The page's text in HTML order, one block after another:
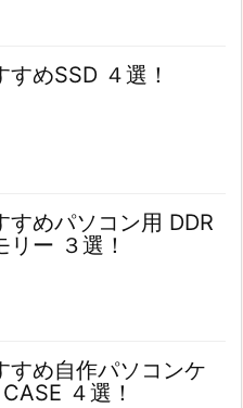
すめSSD ４選！
すめパソコン用 DDR
ー ３選！
すめ自作パソコンケ
４選！